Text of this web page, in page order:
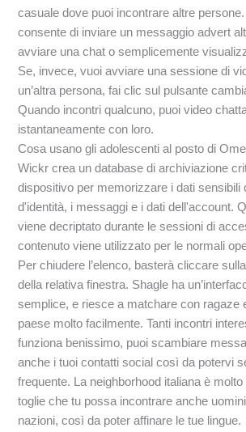
casuale dove puoi incontrare altre
consente di inviare un messaggio advert
avviare una chat o semplicemente
Se, invece, vuoi avviare una sessione di
un’altra persona, fai clic sul pulsante
Quando incontri qualcuno, puoi video
istantaneamente con loro.
Cosa usano gli adolescenti al posto di
Wickr crea un database di archiviazione
dispositivo per memorizzare i dati sensibili
d'identità, i messaggi e i dati dell'account.
viene decriptato durante le sessioni di
contenuto viene utilizzato per le normali
Per chiudere l’elenco, basterà cliccare
della relativa finestra. Shagle ha
semplice, e riesce a matchare con ragaze
paese molto facilmente. Tanti incontri
funziona benissimo, puoi scambiare
anche i tuoi contatti social così da potervi
frequente. La neighborhood italiana è
toglie che tu possa incontrare anche
nazioni, così da poter affinare le tue lingue.